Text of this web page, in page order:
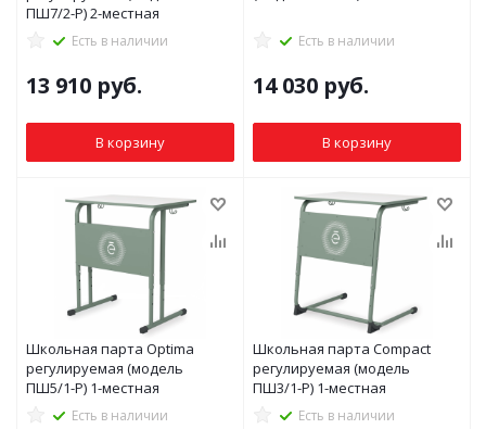
ПШ7/2-Р) 2-местная
Есть в наличии
13 910 руб.
В корзину
Есть в наличии
14 030 руб.
В корзину
Школьная парта Optima
регулируемая (модель
ПШ5/1-Р) 1-местная
Есть в наличии
Школьная парта Compact
регулируемая (модель
ПШ3/1-Р) 1-местная
Есть в наличии